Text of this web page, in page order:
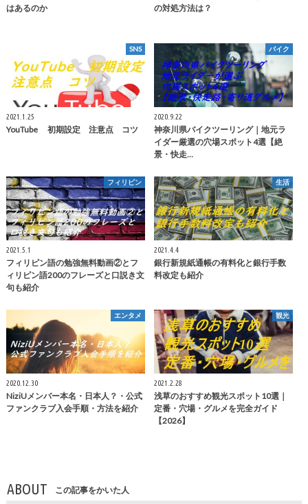
はあるのか
の対処方法は？
SNS
2021.1.25
YouTube 初期設定 注意点 コツ
バイク
2020.9.22
神奈川県バイクツーリング｜地元ラ
イダー厳選の穴場スポット4選【絶
景・快走…
フィリピン
2021.5.1
フィリピン語の勉強無料動画②とフ
ィリピン語200のフレーズと口説き文
句も紹介
生活
2021.4.4
銀行新規紙通帳の有料化と銀行手数
料改定も紹介
エンタメ
2020.12.30
NiziUメンバー本名・日本人？・公式
ファンクラブ入会手順・方法を紹介
観光
2021.2.28
浅草のおすすめ観光スポット10選｜
定番・穴場・グルメを完全ガイド
【2026】
ABOUT この記事をかいた人